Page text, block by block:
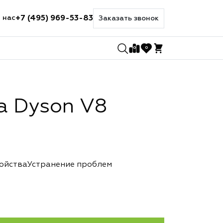
нас+7 (495) 969-53-83 Заказать звонок
0 0
Dyson V8
Устранение проблем